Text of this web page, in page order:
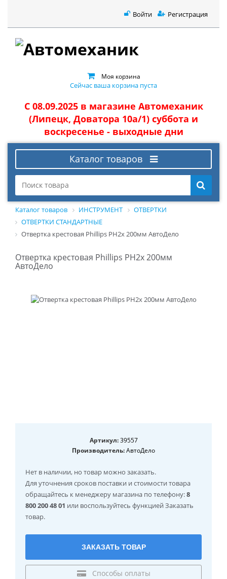
Войти Регистрация
Моя корзина
Сейчас ваша корзина пуста
С 08.09.2025 в магазине Автомеханик
(Липецк, Доватора 10а/1) суббота и
воскресенье - выходные дни
Каталог товаров
Каталог товаров ИНСТРУМЕНТ
ОТВЕРТКИ
ОТВЕРТКИ СТАНДАРТНЫЕ
Отвертка крестовая Phillips PH2х 200мм АвтоДело
Отвертка крестовая Phillips PH2х 200мм
АвтоДело
Артикул:39557
Производитель:АвтоДело
Нет в наличии, но товар можно заказать.
Для уточнения сроков поставки и стоимости товара
обращайтесь к менеджеру магазина по телефону:8
800 200 48 01 или воспользуйтесь функцией Заказать
товар.
ЗАКАЗАТЬ ТОВАР
Способы оплаты